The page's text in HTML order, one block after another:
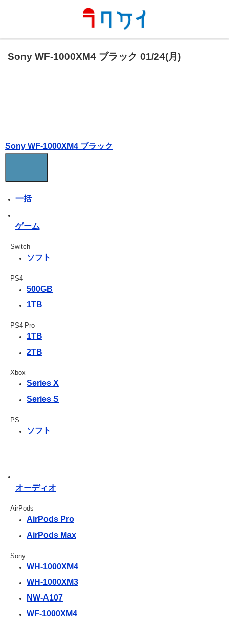
Sony WF-1000XM4 ブラック 01/24(月)
Sony WF-1000XM4 ブラック
一括
ゲーム
Switch
ソフト
PS4
500GB
1TB
PS4 Pro
1TB
2TB
Xbox
Series X
Series S
PS
ソフト
オーディオ
AirPods
AirPods Pro
AirPods Max
Sony
WH-1000XM4
WH-1000XM3
NW-A107
WF-1000XM4